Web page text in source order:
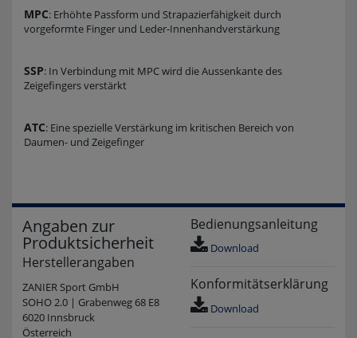
MPC: Erhöhte Passform und Strapazierfähigkeit durch
vorgeformte Finger und Leder-Innenhandverstärkung
SSP: In Verbindung mit MPC wird die Aussenkante des
Zeigefingers verstärkt
ATC: Eine spezielle Verstärkung im kritischen Bereich von
Daumen- und Zeigefinger
Angaben zur
Produktsicherheit
Herstellerangaben
ZANIER Sport GmbH
SOHO 2.0 | Grabenweg 68 E8
6020 Innsbruck
Österreich
Bedienungsanleitung
Download
Konformitätserklärung
Download